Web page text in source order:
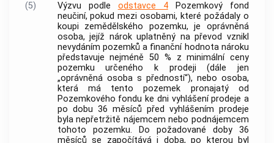
(5)
Výzvu podle odstavce 4Pozemkový fond
neučiní, pokud mezi osobami, které požádaly o
koupi zemědělského pozemku, je oprávněná
osoba, jejíž nárok uplatněný na převod vznikl
nevydáním pozemků a finanční hodnota nároku
představuje nejméně 50 % z minimální ceny
pozemku určeného k prodeji (dále jen
„oprávněná osoba s předností“), nebo osoba,
která má tento pozemek pronajatý od
Pozemkového fondu ke dni vyhlášení prodeje a
po dobu 36 měsíců před vyhlášením prodeje
byla nepřetržitě nájemcem nebo podnájemcem
tohoto pozemku. Do požadované doby 36
měsíců se započítává i doba, po kterou byl